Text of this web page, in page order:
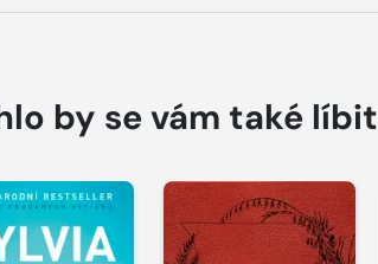
by se vám také líbit